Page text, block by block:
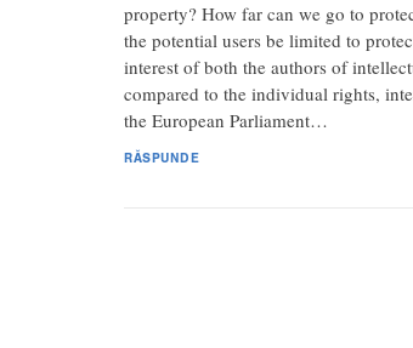
property? How far can we go to
the potential users be limited to
interest of both the authors of
compared to the individual rights,
the European Parliament…
RĂSPUNDE